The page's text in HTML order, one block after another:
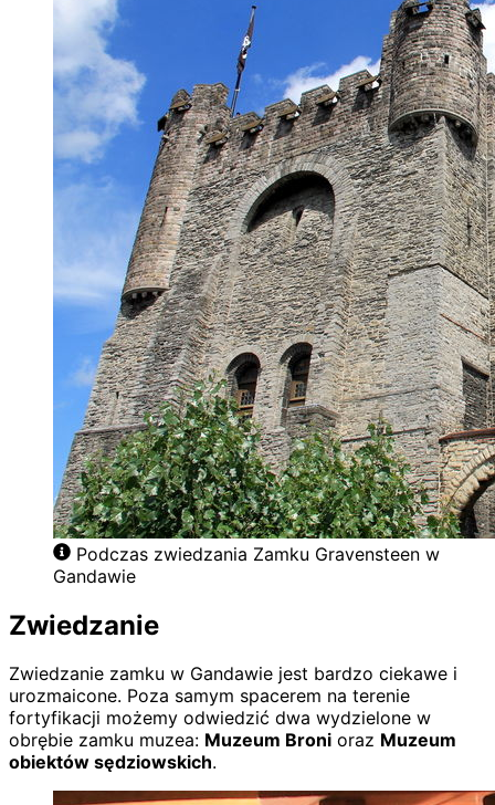
Podczas zwiedzania Zamku Gravensteen w
Gandawie
Zwiedzanie
Zwiedzanie zamku w Gandawie jest bardzo ciekawe i
urozmaicone. Poza samym spacerem na terenie
fortyfikacji możemy odwiedzić dwa wydzielone w
obrębie zamku muzea: Muzeum Broni oraz Muzeum
obiektów sędziowskich.